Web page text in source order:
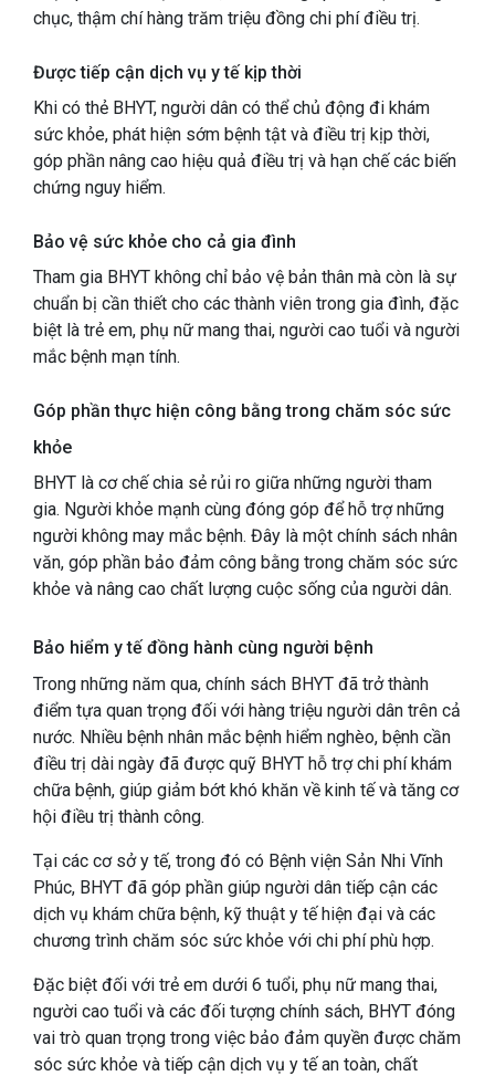
chục, thậm chí hàng trăm triệu đồng chi phí điều trị.
Được tiếp cận dịch vụ y tế kịp thời
Khi có thẻ BHYT, người dân có thể chủ động đi khám
sức khỏe, phát hiện sớm bệnh tật và điều trị kịp thời,
góp phần nâng cao hiệu quả điều trị và hạn chế các biến
chứng nguy hiểm.
Bảo vệ sức khỏe cho cả gia đình
Tham gia BHYT không chỉ bảo vệ bản thân mà còn là sự
chuẩn bị cần thiết cho các thành viên trong gia đình, đặc
biệt là trẻ em, phụ nữ mang thai, người cao tuổi và người
mắc bệnh mạn tính.
Góp phần thực hiện công bằng trong chăm sóc sức
khỏe
BHYT là cơ chế chia sẻ rủi ro giữa những người tham
gia. Người khỏe mạnh cùng đóng góp để hỗ trợ những
người không may mắc bệnh. Đây là một chính sách nhân
văn, góp phần bảo đảm công bằng trong chăm sóc sức
khỏe và nâng cao chất lượng cuộc sống của người dân.
Bảo hiểm y tế đồng hành cùng người bệnh
Trong những năm qua, chính sách BHYT đã trở thành
điểm tựa quan trọng đối với hàng triệu người dân trên cả
nước. Nhiều bệnh nhân mắc bệnh hiểm nghèo, bệnh cần
điều trị dài ngày đã được quỹ BHYT hỗ trợ chi phí khám
chữa bệnh, giúp giảm bớt khó khăn về kinh tế và tăng cơ
hội điều trị thành công.
Tại các cơ sở y tế, trong đó có Bệnh viện Sản Nhi Vĩnh
Phúc, BHYT đã góp phần giúp người dân tiếp cận các
dịch vụ khám chữa bệnh, kỹ thuật y tế hiện đại và các
chương trình chăm sóc sức khỏe với chi phí phù hợp.
Đặc biệt đối với trẻ em dưới 6 tuổi, phụ nữ mang thai,
người cao tuổi và các đối tượng chính sách, BHYT đóng
vai trò quan trọng trong việc bảo đảm quyền được chăm
sóc sức khỏe và tiếp cận dịch vụ y tế an toàn, chất